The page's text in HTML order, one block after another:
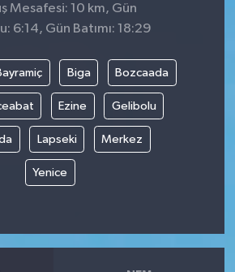
Mesafesi: 10 km, Gün
6:14, Gün Batımı: 18:29
Biga Bozcaada
Ezine Gelibolu
Lapseki Merkez
Yenice